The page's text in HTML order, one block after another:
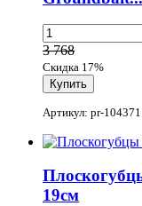
3 768
Скидка 17%
Артикул: pr-104371
19см